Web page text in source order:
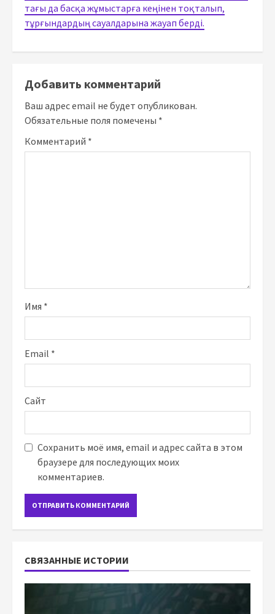
тағы да басқа жұмыстарға кеңінен тоқталып,
тұрғындардың сауалдарына жауап берді.
Добавить комментарий
Ваш адрес email не будет опубликован.
Обязательные поля помечены *
Комментарий *
Имя *
Email *
Сайт
Сохранить моё имя, email и адрес сайта в этом
браузере для последующих моих
комментариев.
СВЯЗАННЫЕ ИСТОРИИ